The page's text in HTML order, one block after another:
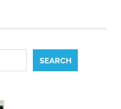
SEARCH